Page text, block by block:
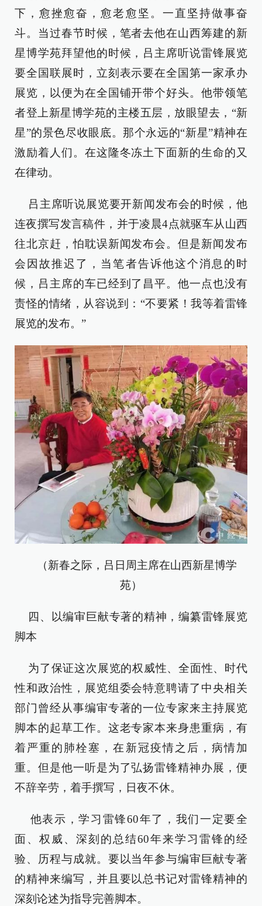
下，愈挫愈奋，愈老愈坚。一直坚持做事奋
斗。当过春节时候，笔者去他在山西筹建的新
星博学苑拜望他的时候，吕主席听说雷锋展览
要全国联展时，立刻表示要在全国第一家承办
展览，以便为在全国铺开带个好头。他带领笔
者登上新星博学苑的主楼五层，放眼望去，“新
星”的景色尽收眼底。那个永远的“新星”精神在
激励着人们。在这隆冬冻土下面新的生命的又
在律动。
吕主席听说展览要开新闻发布会的时候，他
连夜撰写发言稿件，并于凌晨4点就驱车从山西
往北京赶，怕耽误新闻发布会。但是新闻发布
会因故推迟了，当笔者告诉他这个消息的时
候，吕主席的车已经到了昌平。他一点也没有
责怪的情绪，从容说到：“不要紧！我等着雷锋
展览的发布。”‍
（新春之际，吕日周主席在山西新星博学
苑）
四、以编审巨献专著的精神，编纂雷锋展览
脚本
为了保证这次展览的权威性、全面性、时代
性和政治性，展览组委会特意聘请了中央相关
部门曾经从事编审专著的一位专家来主持展览
脚本的起草工作。这老专家本来身患重病，有
着严重的肺栓塞，在新冠疫情之后，病情加
重。但是他一听是为了弘扬雷锋精神办展，便
不辞辛劳，着手撰写，日夜不休。
他表示，学习雷锋60年了，我们一定要全
面、权威、深刻的总结60年来学习雷锋的经
验、历程与成就。要以当年参与编审巨献专著
的精神来编写，并且要以总书记对雷锋精神的
深刻论述为指导完善脚本。